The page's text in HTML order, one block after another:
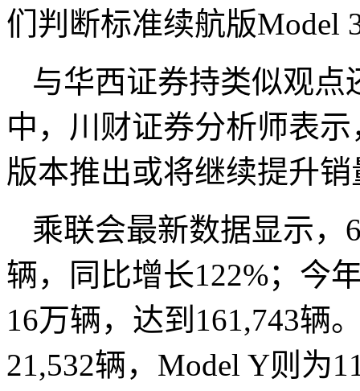
们判断标准续航版Model
与华西证券持类似观
中，川财证券分析师表
版本推出或将继续提升销
乘联会最新数据显示，
辆，同比增长122%；今
16万辆，达到161,743辆
21,532辆，Model Y则为